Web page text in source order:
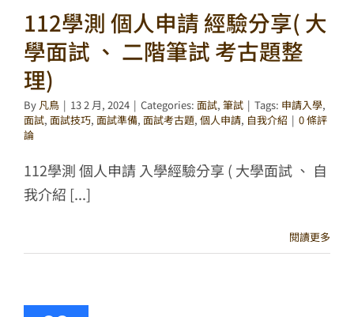
112學測 個人申請 經驗分享( 大
學面試 、 二階筆試 考古題整
理)
By 凡鳥 | 13 2 月, 2024 | Categories: 面試, 筆試 | Tags: 申請入學,
面試, 面試技巧, 面試準備, 面試考古題, 個人申請, 自我介紹 | 0 條評
論
112學測 個人申請 入學經驗分享 ( 大學面試 、 自
我介紹 [...]
閱讀更多